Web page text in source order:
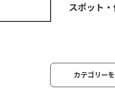
スポット
カテゴリー